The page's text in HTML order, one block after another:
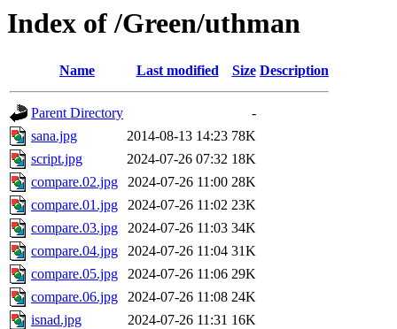
Index of /Green/uthman
Name Last modified Size Description
Parent Directory
-
sana.jpg
2014-08-13 14:23 78K
script.jpg
2024-07-26 07:32 18K
compare.02.jpg
2024-07-26 11:00 28K
compare.01.jpg
2024-07-26 11:02 23K
compare.03.jpg
2024-07-26 11:03 34K
compare.04.jpg
2024-07-26 11:04 31K
compare.05.jpg
2024-07-26 11:06 29K
compare.06.jpg
2024-07-26 11:08 24K
isnad.jpg
2024-07-26 11:31 16K